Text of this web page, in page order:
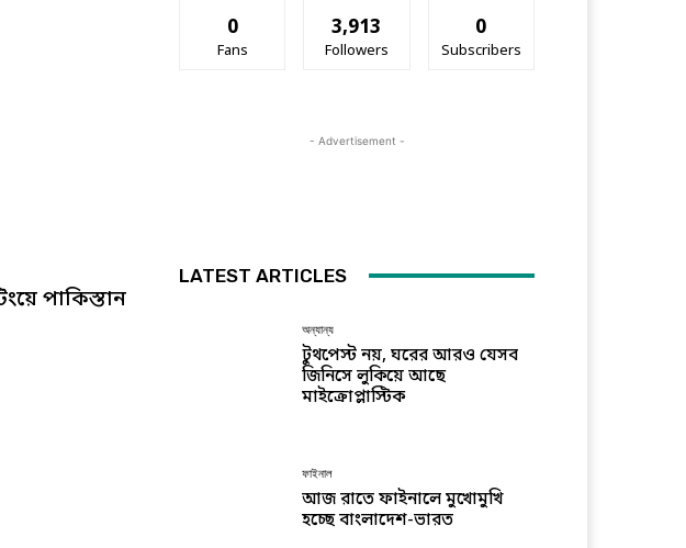
পাকিস্তান
0
Fans
3,913
Followers
0
Subscribers
- Advertisement -
LATEST ARTICLES
অন্যান্য
টুথপেস্ট নয়, ঘরের আরও যেসব
জিনিসে লুকিয়ে আছে
মাইক্রোপ্লাস্টিক
ফাইনাল
আজ রাতে ফাইনালে মুখোমুখি
হচ্ছে বাংলাদেশ-ভারত